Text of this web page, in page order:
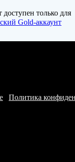
только для
Политика